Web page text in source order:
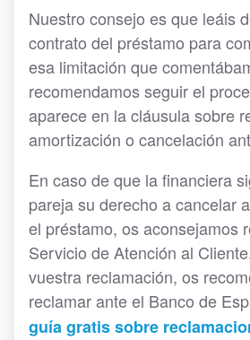
Nuestro consejo es que leáis
contrato del préstamo para
esa limitación que
recomendamos seguir el
aparece en la cláusula sobre
amortización o cancelación
En caso de que la financiera
pareja su derecho a cancelar
el préstamo, os aconsejamos
Servicio de Atención al
vuestra reclamación, os
reclamar ante el Banco de
guía gratis sobre